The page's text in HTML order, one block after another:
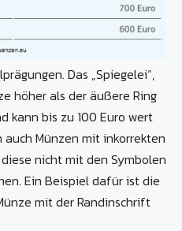
Das „Spiegelei“,
höher als der äußere Ring
kann bis zu 100 Euro wert
Münzen mit inkorrekten
nicht mit den Symbolen
Ein Beispiel dafür ist die
mit der Randinschrift